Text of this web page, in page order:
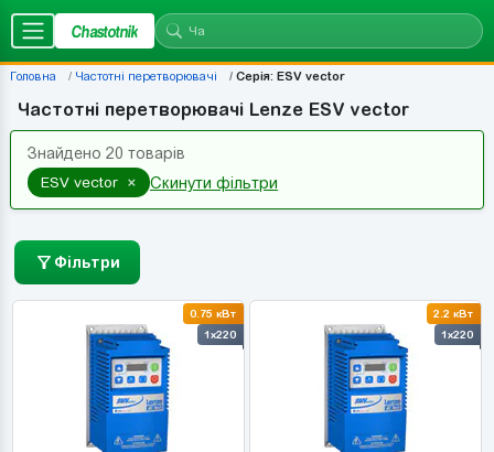
Chastotnik
Головна Частотні перетворювачі Серія: ESV vector
Частотні перетворювачі Lenze ESV vector
Знайдено 20 товарів
ESV vector × Скинути фільтри
Фільтри
0.75 кВт
1x220
2.2 кВт
1x220